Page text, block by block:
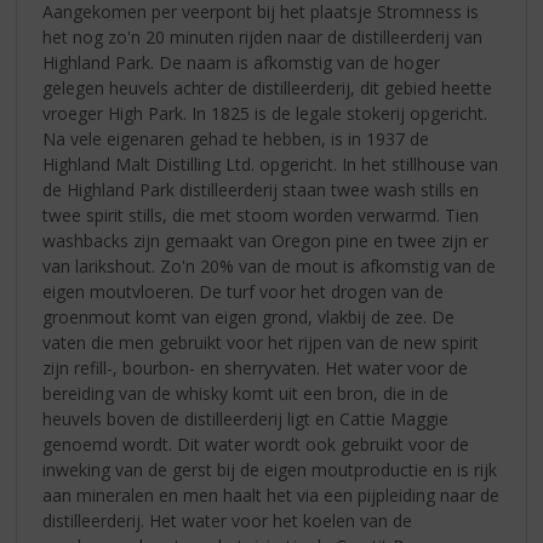
Aangekomen per veerpont bij het plaatsje Stromness is
het nog zo'n 20 minuten rijden naar de distilleerderij van
Highland Park. De naam is afkomstig van de hoger
gelegen heuvels achter de distilleerderij, dit gebied heette
vroeger High Park. In 1825 is de legale stokerij opgericht.
Na vele eigenaren gehad te hebben, is in 1937 de
Highland Malt Distilling Ltd. opgericht. In het stillhouse van
de Highland Park distilleerderij staan twee wash stills en
twee spirit stills, die met stoom worden verwarmd. Tien
washbacks zijn gemaakt van Oregon pine en twee zijn er
van larikshout. Zo'n 20% van de mout is afkomstig van de
eigen moutvloeren. De turf voor het drogen van de
groenmout komt van eigen grond, vlakbij de zee. De
vaten die men gebruikt voor het rijpen van de new spirit
zijn refill-, bourbon- en sherryvaten. Het water voor de
bereiding van de whisky komt uit een bron, die in de
heuvels boven de distilleerderij ligt en Cattie Maggie
genoemd wordt. Dit water wordt ook gebruikt voor de
inweking van de gerst bij de eigen moutproductie en is rijk
aan mineralen en men haalt het via een pijpleiding naar de
distilleerderij. Het water voor het koelen van de